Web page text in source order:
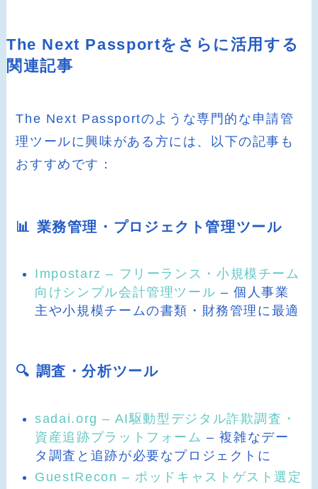
The Next Passportをさらに活用する
関連記事
The Next Passportのような専門的な申請管
理ツールに興味がある方には、以下の記事も
おすすめです：
📊 業務管理・プロジェクト管理ツール
Impostarz – フリーランス・小規模チーム
向けシンプル会計管理ツール – 個人事業
主や小規模チームの書類・財務管理に最適
🔍 調査・分析ツール
sadai.org – AI駆動型デジタル詐欺調査・
資産追跡プラットフォーム – 複雑なデー
タ調査と追跡が必要なプロジェクトに
GuestRecon – ポッドキャストゲスト選定